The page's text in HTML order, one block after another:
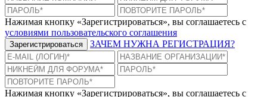
Нажимая кнопку «Зарегистрироваться», вы соглашаетесь с
условиями пользовательского соглашения
Зарегистрироваться ЗАЧЕМ НУЖНА РЕГИСТРАЦИЯ?
Нажимая кнопку «Зарегистрироваться», вы соглашаетесь с